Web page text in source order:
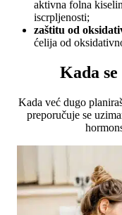
aktivna folna
iscrpljenosti;
zaštitu od
ćelija od
Kada
Kada već dugo
preporučuje se